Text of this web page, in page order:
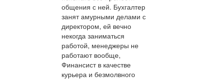
общения с ней. Бухгалтер
занят амурными делами с
директором, ей вечно
некогда заниматься
работой, менеджеры не
работают вообще,
Финансист в качестве
курьера и безмолвного